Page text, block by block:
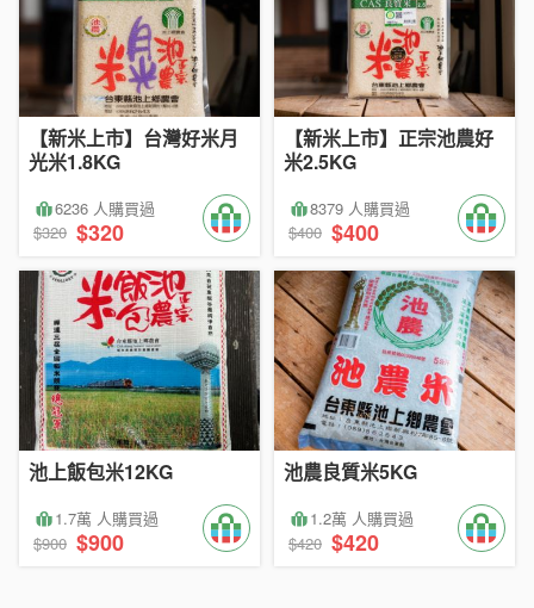
【新米上市】台灣好米月
光米1.8KG
6236 人購買過
$320 $320
【新米上市】正宗池農好
米2.5KG
8379 人購買過
$400 $400
池上飯包米12KG
1.7萬 人購買過
$900 $900
池農良質米5KG
1.2萬 人購買過
$420 $420